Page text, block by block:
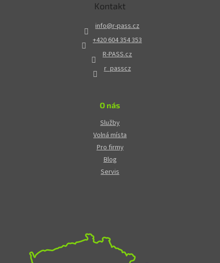
Kontakt
info@r-pass.cz
+420 604 354 353
R-PASS.cz
r_passcz
O nás
Služby
Volná místa
Pro firmy
Blog
Servis